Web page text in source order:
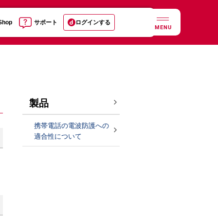
サポート ログインする
MENU
製品
携帯電話の電波防護への
適合性について